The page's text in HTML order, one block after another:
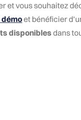
et vous souhaitez
et bénéficier
disponiblesdans